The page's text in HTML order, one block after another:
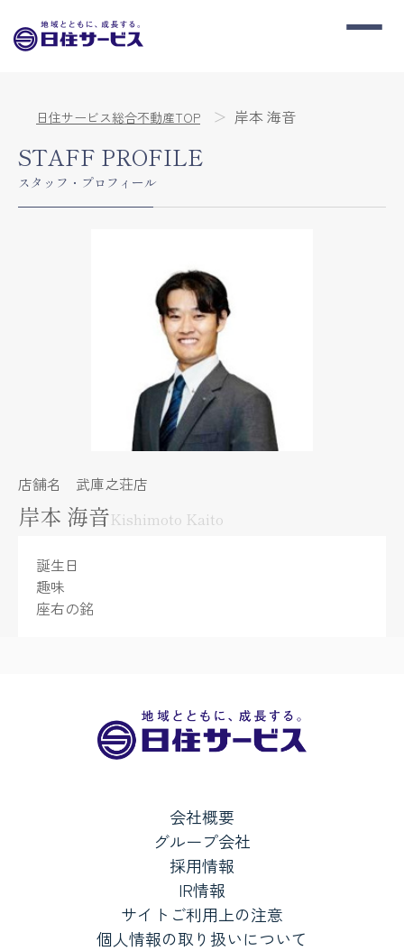
日住サービス総合不動産TOP 岸本 海音
STAFF PROFILE
スタッフ・プロフィール
店舗名 武庫之荘店
岸本 海音Kishimoto Kaito
誕生日
趣味
座右の銘
会社概要
グループ会社
採用情報
IR情報
サイトご利用上の注意
個人情報の取り扱いについて